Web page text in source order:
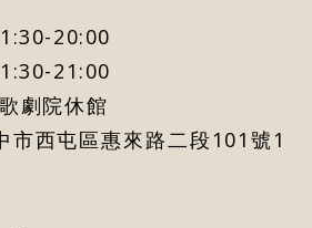
20:00
21:00
劇院休館
市西屯區惠來路二段101號1